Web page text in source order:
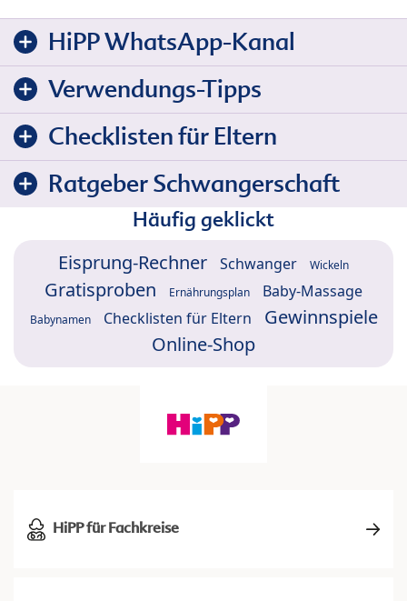
HiPP WhatsApp-Kanal
Verwendungs-Tipps
Checklisten für Eltern
Ratgeber Schwangerschaft
Häufig geklickt
Eisprung-Rechner Schwanger Wickeln
Gratisproben Ernährungsplan Baby-Massage
Babynamen Checklisten für Eltern
Gewinnspiele
Online-Shop
HiPP für Fachkreise